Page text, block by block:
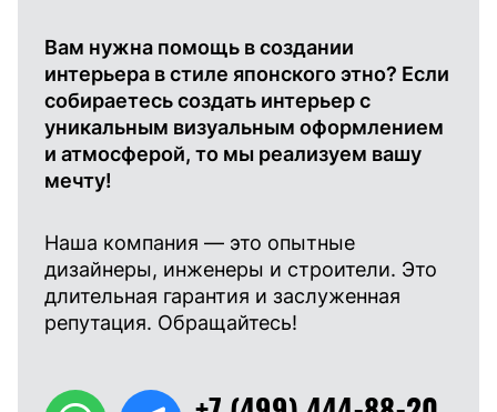
Вам нужна помощь в создании
интерьера в стиле японского этно? Если
собираетесь создать интерьер с
уникальным визуальным оформлением
и атмосферой, то мы реализуем вашу
мечту!
Наша компания — это опытные
дизайнеры, инженеры и строители. Это
длительная гарантия и заслуженная
репутация. Обращайтесь!